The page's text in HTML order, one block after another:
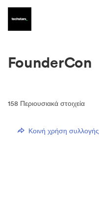
FounderCon
158 Περιουσιακά στοιχεία
Κοινή χρήση συλλογής